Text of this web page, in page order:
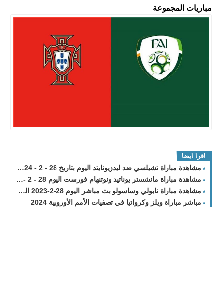
مباريات المجموعة
اقرا ايضا
مشاهدة مباراة تشيلسي ضد ليدزيونايتد اليوم بتاريخ 28 - 2 - 2024 الدور الـ 16
مشاهدة مباراة مانشستر يوناتيد ونوتنهام فورست اليوم 28 - 2 - 2024 الدور الـ 16
مشاهدة مباراة نابولي وساسولو بث مباشر اليوم 28-2-2023 الدوري الايطالي
مباشر مباراة ويلز وكرواتيا في تصفيات الأمم الأوروبية 2024